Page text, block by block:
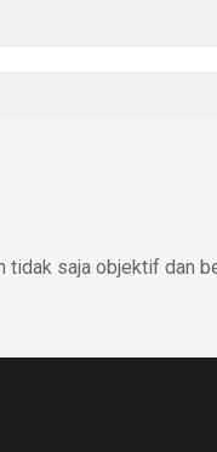
saja objektif dan